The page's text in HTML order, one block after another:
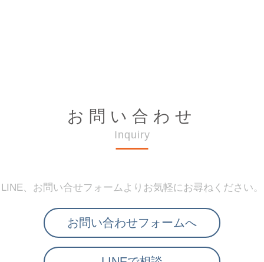
お問い合わせ
Inquiry
LINE、お問い合せフォームよりお気軽にお尋ねください。
お問い合わせフォームへ